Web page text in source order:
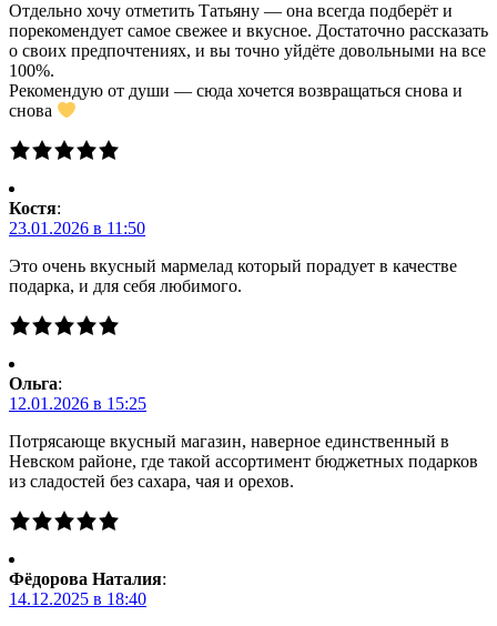
Отдельно хочу отметить Татьяну — она всегда подберёт и
порекомендует самое свежее и вкусное. Достаточно рассказать
о своих предпочтениях, и вы точно уйдёте довольными на все
100%.
Рекомендую от души — сюда хочется возвращаться снова и
снова
Костя:
23.01.2026 в 11:50
Это очень вкусный мармелад который порадует в качестве
подарка, и для себя любимого.
Ольга:
12.01.2026 в 15:25
Потрясающе вкусный магазин, наверное единственный в
Невском районе, где такой ассортимент бюджетных подарков
из сладостей без сахара, чая и орехов.
Фёдорова Наталия:
14.12.2025 в 18:40